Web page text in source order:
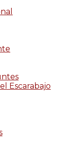
Escarabajo